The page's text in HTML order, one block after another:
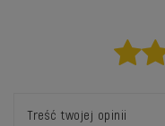
Treść twojej opinii